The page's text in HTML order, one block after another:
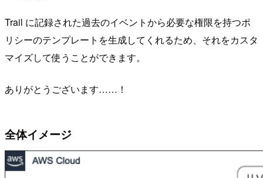
Trail に記録された過去のイベントから必要な権限を持つポ
リシーのテンプレートを生成してくれるため、それをカスタ
マイズして使うことができます。
ありがとうございます……！
全体イメージ